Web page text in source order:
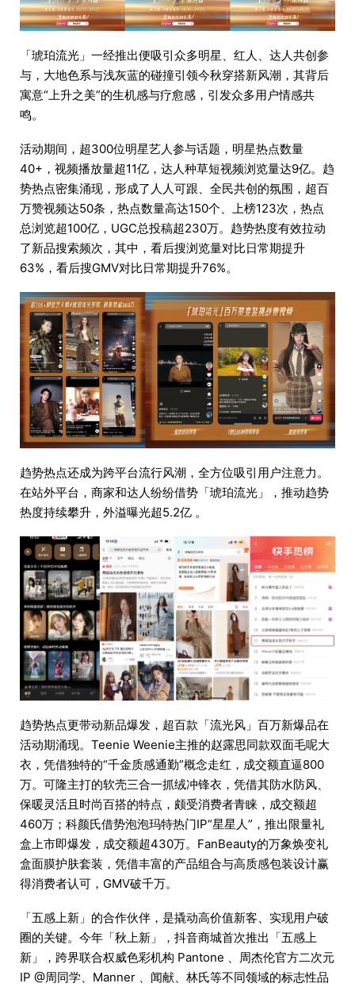
「琥珀流光」一经推出便吸引众多明星、红人、达人共创参
与，大地色系与浅灰蓝的碰撞引领今秋穿搭新风潮，其背后
寓意“上升之美”的生机感与疗愈感，引发众多用户情感共
鸣。
活动期间，超300位明星艺人参与话题，明星热点数量
40+，视频播放量超11亿，达人种草短视频浏览量达9亿。趋
势热点密集涌现，形成了人人可跟、全民共创的氛围，超百
万赞视频达50条，热点数量高达150个、上榜123次，热点
总浏览超100亿，UGC总投稿超230万。趋势热度有效拉动
了新品搜索频次，其中，看后搜浏览量对比日常期提升
63%，看后搜GMV对比日常期提升76%。
趋势热点还成为跨平台流行风潮，全方位吸引用户注意力。
在站外平台，商家和达人纷纷借势「琥珀流光」，推动趋势
热度持续攀升，外溢曝光超5.2亿 。
趋势热点更带动新品爆发，超百款「流光风」百万新爆品在
活动期涌现。Teenie Weenie主推的赵露思同款双面毛呢大
衣，凭借独特的“千金质感通勤”概念走红，成交额直逼800
万。可隆主打的软壳三合一抓绒冲锋衣，凭借其防水防风、
保暖灵活且时尚百搭的特点，颇受消费者青睐，成交额超
460万；科颜氏借势泡泡玛特热门IP“星星人”，推出限量礼
盒上市即爆发，成交额超430万。FanBeauty的万象焕变礼
盒面膜护肤套装，凭借丰富的产品组合与高质感包装设计赢
得消费者认可，GMV破千万。
「五感上新」的合作伙伴，是撬动高价值新客、实现用户破
圈的关键。今年「秋上新」，抖音商城首次推出「五感上
新」，跨界联合权威色彩机构 Pantone 、周杰伦官方二次元
IP @周同学、Manner 、闻献、林氏等不同领域的标志性品